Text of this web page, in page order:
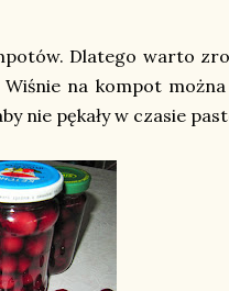
Dlatego warto
na kompot
nie pękały w czasie